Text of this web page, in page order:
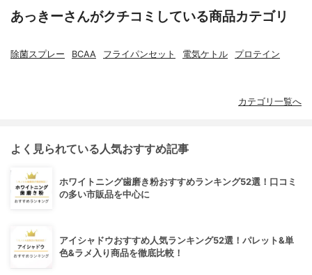
あっきーさんがクチコミしている商品カテゴリ
除菌スプレー BCAA フライパンセット 電気ケトル プロテイン
カテゴリ一覧へ
よく見られている人気おすすめ記事
ホワイトニング歯磨き粉おすすめランキング52選！口コミ
の多い市販品を中心に
アイシャドウおすすめ人気ランキング52選！パレット&単
色&ラメ入り商品を徹底比較！